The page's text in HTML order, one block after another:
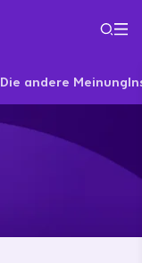
Die andere Meinung